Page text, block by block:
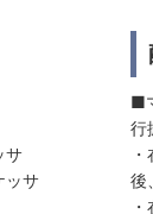
サ
ッサ
■
行
後